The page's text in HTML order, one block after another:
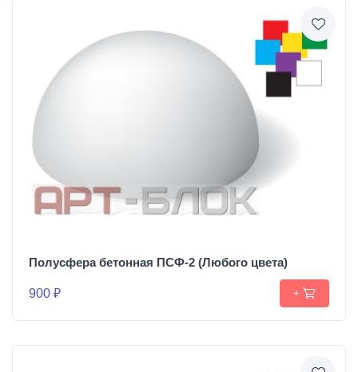
Полусфера бетонная ПСФ-2 (Любого цвета)
900 ₽ +